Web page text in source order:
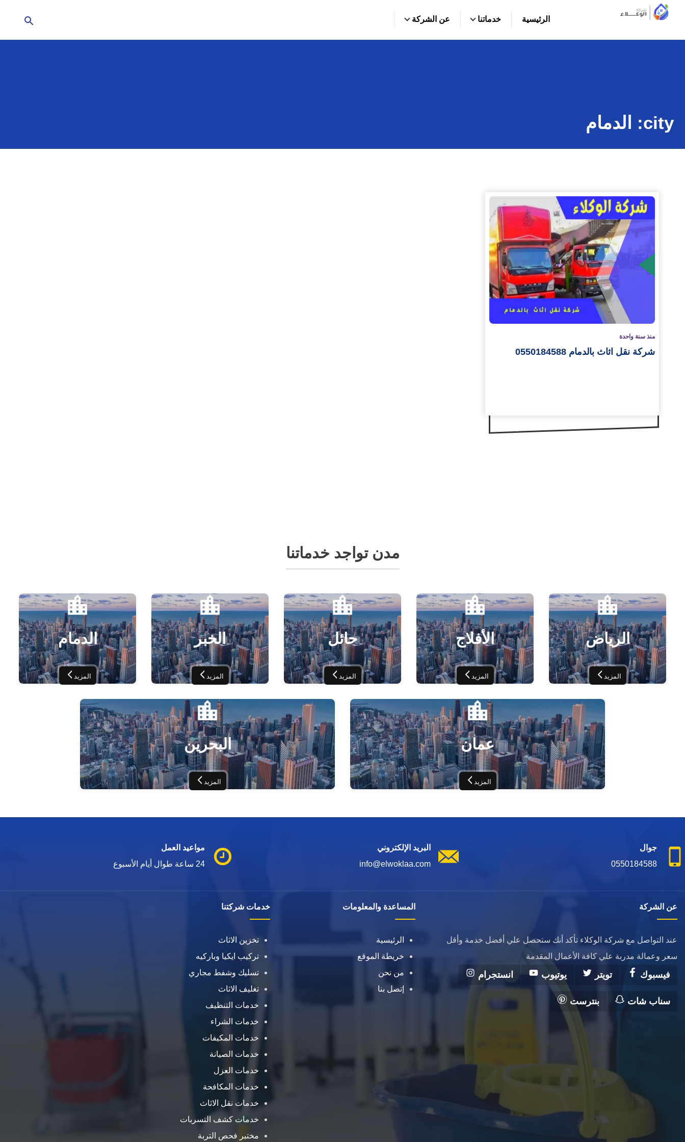
التجاوز
المحتوى
عن
الرئيسية خدماتنا عن الشركة
city: الدمام
منذ سنة واحدة
شركة نقل اثاث بالدمام 0550184588
مدن تواجد خدماتنا
الرياض
المزيد
الأفلاج
المزيد
حائل
المزيد
الخبر
المزيد
الدمام
المزيد
عمان
المزيد
البحرين
المزيد
جوال
0550184588
البريد الإلكتروني
info@elwoklaa.com
مواعيد العمل
24 ساعة طوال أيام الأسبوع
عن الشركة
عند التواصل مع شركة الوكلاء تأكد أنك ستحصل علي أفضل خدمة وأقل
سعر وعمالة مدربة علي كافة الأعمال المقدمة
فيسبوك تويتر يوتيوب انستجرام
سناب شات بنترست
المساعدة والمعلومات
الرئيسية
خريطة الموقع
من نحن
إتصل بنا
خدمات شركتنا
تخزين الاثاث
تركيب ايكيا وباركيه
تسليك وشفط مجاري
تغليف الاثاث
خدمات التنظيف
خدمات الشراء
خدمات المكيفات
خدمات الصيانة
خدمات العزل
خدمات المكافحة
خدمات نقل الاثاث
خدمات كشف التسربات
مختبر فحص التربة